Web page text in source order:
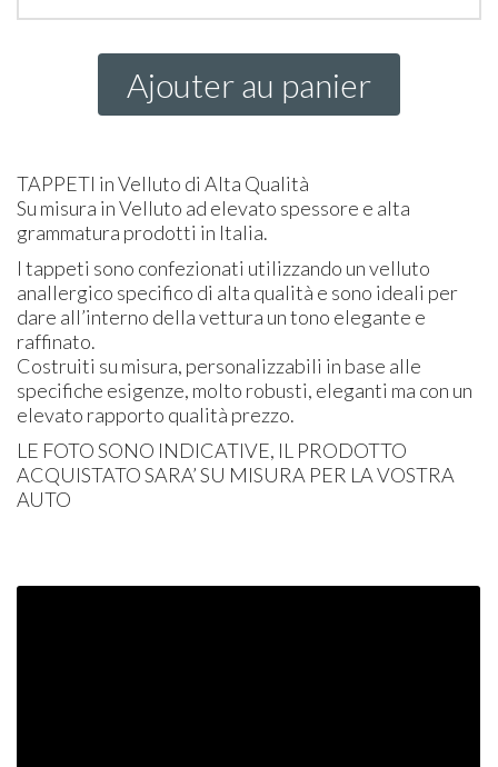
Ajouter au panier
TAPPETI in Velluto di Alta Qualità
Su misura in Velluto ad elevato spessore e alta
grammatura prodotti in Italia.
I tappeti sono confezionati utilizzando un velluto
anallergico specifico di alta qualità e sono ideali per
dare all’interno della vettura un tono elegante e
raffinato.
Costruiti su misura, personalizzabili in base alle
specifiche esigenze, molto robusti, eleganti ma con un
elevato rapporto qualità prezzo.
LE FOTOSONO INDICATIVE, IL PRODOTTO
ACQUISTATOSARA’ SU MISURA PER LAVOSTRA
AUTO